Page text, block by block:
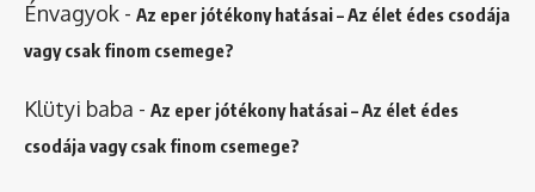
Énvagyok - Az eper jótékony hatásai – Az élet édes csodája
vagy csak finom csemege?
Klütyi baba - Az eper jótékony hatásai – Az élet édes
csodája vagy csak finom csemege?